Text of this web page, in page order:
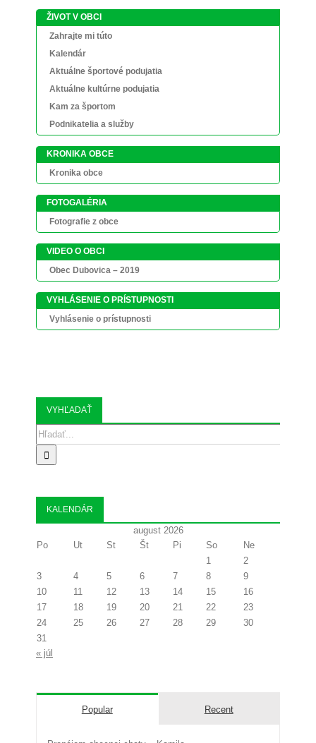
ŽIVOT V OBCI
Zahrajte mi túto
Kalendár
Aktuálne športové podujatia
Aktuálne kultúrne podujatia
Kam za športom
Podnikatelia a služby
KRONIKA OBCE
Kronika obce
FOTOGALÉRIA
Fotografie z obce
VIDEO O OBCI
Obec Dubovica – 2019
VYHLÁSENIE O PRÍSTUPNOSTI
Vyhlásenie o prístupnosti
VYHĽADAŤ
Search
for:
KALENDÁR
august 2026
Po
Ut St Št Pi So
Ne
1
2
3
4 5 6 7 8
9
10
11 12 13 14 15
16
17
18 19 20 21 22
23
24
25 26 27 28 29
30
31
« júl
Popular Recent